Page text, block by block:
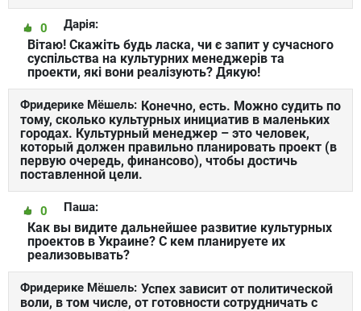
Дарія:
0
Вітаю! Скажіть будь ласка, чи є запит у сучасного
суспільства на культурних менеджерів та
проекти, які вони реалізують? Дякую!
Фридерике Мёшель: Конечно, есть. Можно судить по
тому, сколько культурных инициатив в маленьких
городах. Культурный менеджер – это человек,
который должен правильно планировать проект (в
первую очередь, финансово), чтобы достичь
поставленной цели.
Паша:
0
Как вы видите дальнейшее развитие культурных
проектов в Украине? С кем планируете их
реализовывать?
Фридерике Мёшель: Успех зависит от политической
воли, в том числе, от готовности сотрудничать с